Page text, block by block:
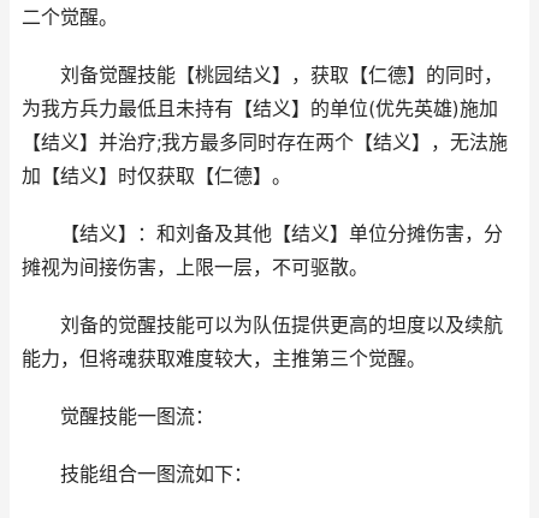
二个觉醒。
刘备觉醒技能【桃园结义】，获取【仁德】的同时，
为我方兵力最低且未持有【结义】的单位(优先英雄)施加
【结义】并治疗;我方最多同时存在两个【结义】，无法施
加【结义】时仅获取【仁德】。
【结义】：和刘备及其他【结义】单位分摊伤害，分
摊视为间接伤害，上限一层，不可驱散。
刘备的觉醒技能可以为队伍提供更高的坦度以及续航
能力，但将魂获取难度较大，主推第三个觉醒。
觉醒技能一图流：
技能组合一图流如下：